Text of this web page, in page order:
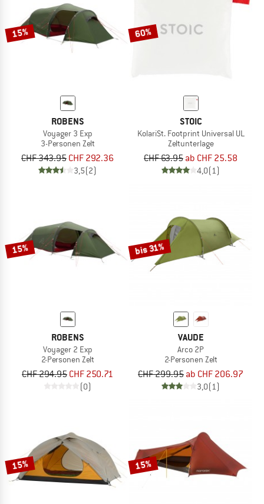
15%
ROBENS
Voyager 3 Exp
3-Personen Zelt
CHF 343.95 CHF 292.36
3,5(2)
60%
STOIC
KolariSt. Footprint Universal UL
Zeltunterlage
CHF 63.95 ab CHF 25.58
4,0(1)
15%
ROBENS
Voyager 2 Exp
2-Personen Zelt
CHF 294.95 CHF 250.71
(0)
bis 31%
VAUDE
Arco 2P
2-Personen Zelt
CHF 299.95 ab CHF 206.97
3,0(1)
15% 15%